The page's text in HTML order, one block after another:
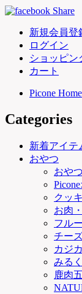
新規会員登
ログイン
ショッピン
カート
Picone Home
Categories
新着アイテ
おやつ
おや
クッ
お肉
フル
チー
カジ
みるく
鹿肉